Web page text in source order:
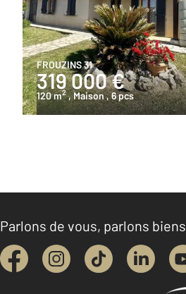
FROUZINS 31
319 000 €
120 m2 , Maison, 6 pcs
Parlons de vous, parlons biens